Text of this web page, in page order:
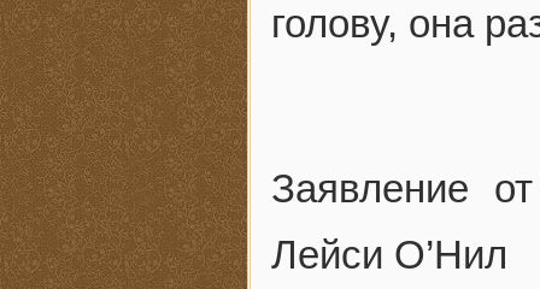
голову, она
Заявление
Лейси О’Нил